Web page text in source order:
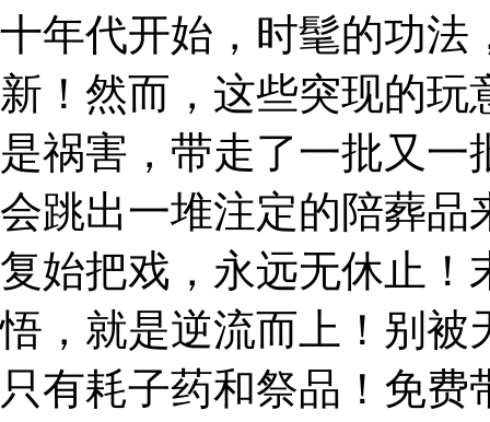
十年代开始，时髦的功法
新！然而，这些突现的
是祸害，带走了一批又
会跳出一堆注定的陪葬品
复始把戏，永远无休止！
悟，就是逆流而上！别被
只有耗子药和祭品！免